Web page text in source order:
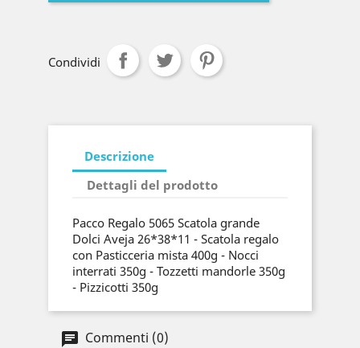
Condividi
Descrizione
Dettagli del prodotto
Pacco Regalo 5065 Scatola grande
Dolci Aveja 26*38*11 - Scatola regalo
con Pasticceria mista 400g - Nocci
interrati 350g - Tozzetti mandorle 350g
- Pizzicotti 350g
Commenti (0)